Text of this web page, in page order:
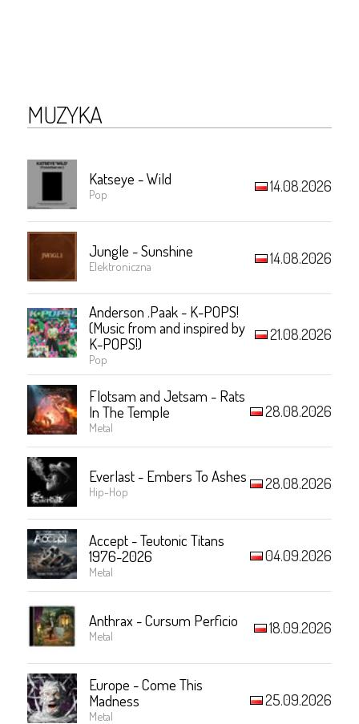
MUZYKA
Katseye - Wild
Pop 14.08.2026
Jungle - Sunshine
Elektroniczna 14.08.2026
Anderson .Paak - K-POPS!
(Music from and inspired by
K-POPS!)
Pop
21.08.2026
Flotsam and Jetsam - Rats
In The Temple
Metal
28.08.2026
Everlast - Embers To Ashes
Hip-Hop 28.08.2026
Accept - Teutonic Titans
1976-2026
Metal
04.09.2026
Anthrax - Cursum Perficio
Metal 18.09.2026
Europe - Come This
Madness
Metal
25.09.2026